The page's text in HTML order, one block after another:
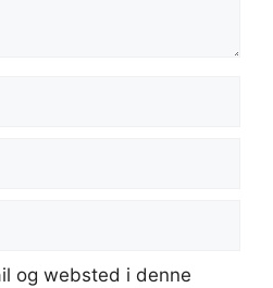
og websted i denne